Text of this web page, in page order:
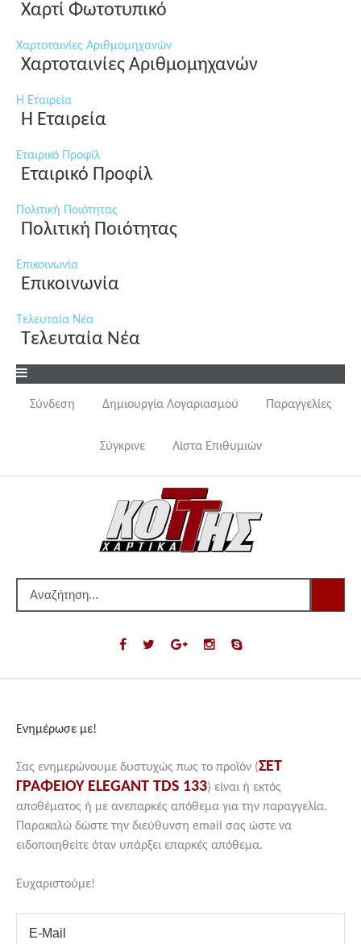
Χαρτί Φωτοτυπικό
Χαρτοταινίες Αριθμομηχανών
Χαρτοταινίες Αριθμομηχανών
Η Εταιρεία
Η Εταιρεία
Εταιρικό Προφίλ
Εταιρικό Προφίλ
Πολιτική Ποιότητας
Πολιτική Ποιότητας
Επικοινωνία
Επικοινωνία
Τελευταία Νέα
Τελευταία Νέα
Σύνδεση Δημιουργία Λογαριασμού Παραγγελίες
Σύγκρινε Λίστα Επιθυμιών
Ενημέρωσε με!
Σας ενημερώνουμε δυστυχώς πως το προϊόν (ΣΕΤ
ΓΡΑΦΕΙΟΥ ELEGANT TDS 133) είναι ή εκτός
αποθέματος ή με ανεπαρκές απόθεμα για την παραγγελία.
Παρακαλώ δώστε την διεύθυνση email σας ώστε να
ειδοποιηθείτε όταν υπάρξει επαρκές απόθεμα.
Ευχαριστούμε!